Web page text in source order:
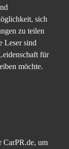
sich
zu teilen
Leser sind
für
möchte.
CarPR.de, um